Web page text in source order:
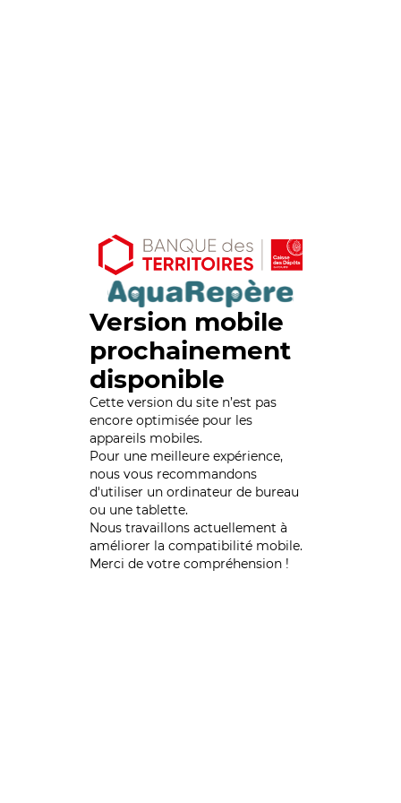
Version mobile
prochainement
disponible
Cette version du site n’est pas
encore optimisée pour les
appareils mobiles.
Pour une meilleure expérience,
nous vous recommandons
d'utiliser un ordinateur de bureau
ou une tablette.
Nous travaillons actuellement à
améliorer la compatibilité mobile.
Merci de votre compréhension !